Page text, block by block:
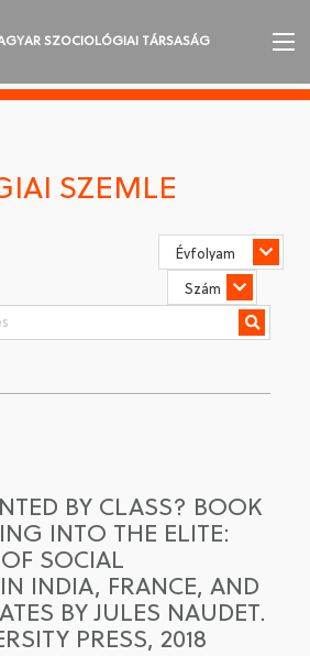
SZOCIOLÓGIAI TÁRSASÁG
/ MEGÚJÍTOM A
SZEMLE
BY CLASS? BOOK
INTO THE ELITE:
SOCIAL
INDIA, FRANCE, AND
BY JULES NAUDET.
PRESS, 2018